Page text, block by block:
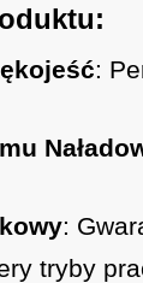
:
:
tryby